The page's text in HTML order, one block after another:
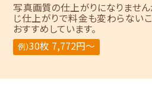
写真画質の仕上がりになりません
じ仕上がりで料金も変わらない
おすすめしています。
例）30枚 7,772円～